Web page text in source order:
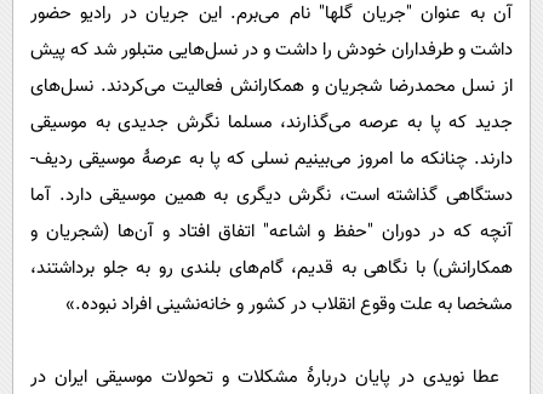
آن به عنوان "جریان گلها" نام می‌برم. این جریان در رادیو حضور
داشت و طرفداران خودش را داشت و در نسل‌هایی متبلور شد که پیش
از نسل محمدرضا شجریان و همکارانش فعالیت می‌کردند. نسل‌های
جدید که پا به عرصه می‌گذارند، مسلما نگرش جدیدی به موسیقی
دارند. چنانکه ما امروز می‌بینیم نسلی که پا به عرصۀ موسیقی ردیف-
دستگاهی گذاشته است، نگرش دیگری به همین موسیقی دارد. آما
آنچه که در دوران "حفظ و اشاعه" اتفاق افتاد و آن‌ها (شجریان و
همکارانش) با نگاهی به قدیم، گام‌های بلندی رو به جلو برداشتند،
مشخصا به علت وقوع انقلاب در کشور و خانه‌نشینی افراد نبوده.»
عطا نویدی در پایان دربارۀ مشکلات و تحولات موسیقی ایران در